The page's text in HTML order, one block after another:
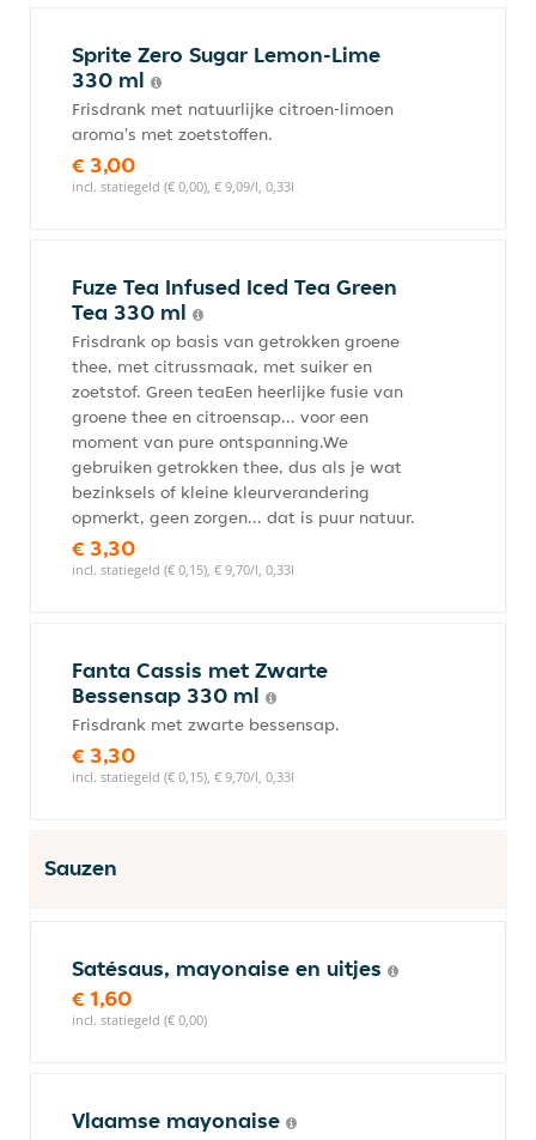
Sprite Zero Sugar Lemon-Lime
330 ml
Frisdrank met natuurlijke citroen-limoen
aroma's met zoetstoffen.
€ 3,00
incl. statiegeld (€ 0,00), € 9,09/l, 0,33l
Fuze Tea Infused Iced Tea Green
Tea 330 ml
Frisdrank op basis van getrokken groene
thee, met citrussmaak, met suiker en
zoetstof. Green teaEen heerlijke fusie van
groene thee en citroensap... voor een
moment van pure ontspanning.We
gebruiken getrokken thee, dus als je wat
bezinksels of kleine kleurverandering
opmerkt, geen zorgen... dat is puur natuur.
€ 3,30
incl. statiegeld (€ 0,15), € 9,70/l, 0,33l
Fanta Cassis met Zwarte
Bessensap 330 ml
Frisdrank met zwarte bessensap.
€ 3,30
incl. statiegeld (€ 0,15), € 9,70/l, 0,33l
Sauzen
Satésaus, mayonaise en uitjes
€ 1,60
incl. statiegeld (€ 0,00)
Vlaamse mayonaise